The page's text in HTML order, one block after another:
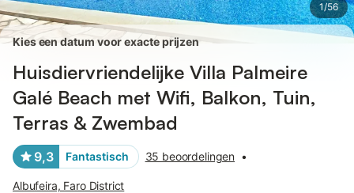
1/56
Kies een datum voor exacte prijzen
Huisdiervriendelijke Villa Palmeire
Galé Beach met Wifi, Balkon, Tuin,
Terras & Zwembad
9,3 Fantastisch 35 beoordelingen •
Albufeira, Faro District